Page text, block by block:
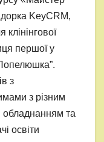
KeyCRM,
клінінгової
першої у
з
з різним
обладнанням та
освіти